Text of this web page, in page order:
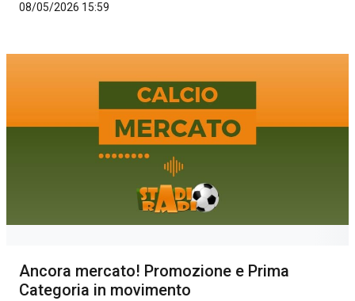
08/05/2026 15:59
Ancora mercato! Promozione e Prima
Categoria in movimento